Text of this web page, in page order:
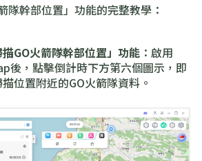
隊幹部位置」功能的完整教學：
GO火箭隊幹部位置」功能 ：啟用
後，點擊倒計時下方第六個圖示，即
位置附近的GO火箭隊資料。